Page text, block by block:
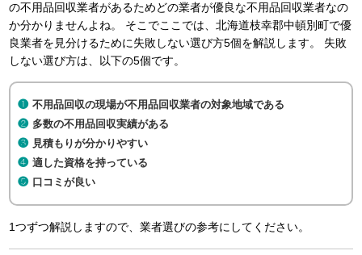
の不用品回収業者があるためどの業者が優良な不用品回収業者なの
か分かりませんよね。 そこでここでは、北海道枝幸郡中頓別町で優
良業者を見分けるために失敗しない選び方5個を解説します。 失敗
しない選び方は、以下の5個です。
不用品回収の現場が不用品回収業者の対象地域である
多数の不用品回収実績がある
見積もりが分かりやすい
適した資格を持っている
口コミが良い
1つずつ解説しますので、業者選びの参考にしてください。